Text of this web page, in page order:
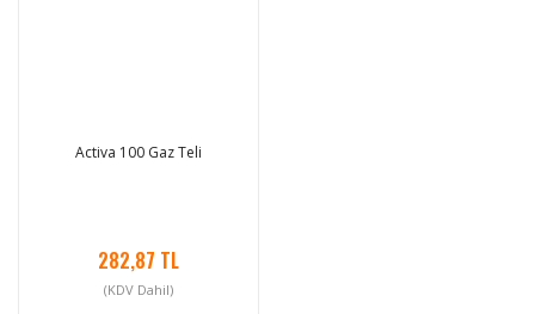
Activa 100 Gaz Teli
282,87 TL
(KDV Dahil)